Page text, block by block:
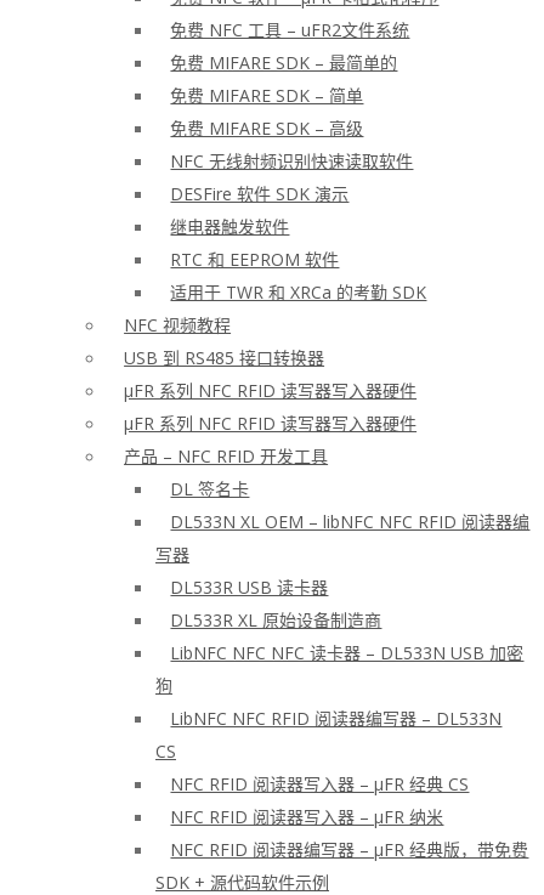
免费 NFC 工具 – uFR2文件系统
免费 MIFARE SDK – 最简单的
免费 MIFARE SDK – 简单
免费 MIFARE SDK – 高级
NFC 无线射频识别快速读取软件
DESFire 软件 SDK 演示
继电器触发软件
RTC 和 EEPROM 软件
适用于 TWR 和 XRCa 的考勤 SDK
NFC 视频教程
USB 到 RS485 接口转换器
μFR 系列 NFC RFID 读写器写入器硬件
μFR 系列 NFC RFID 读写器写入器硬件
产品 – NFC RFID 开发工具
DL 签名卡
DL533N XL OEM – libNFC NFC RFID 阅读器编
写器
DL533R USB 读卡器
DL533R XL 原始设备制造商
LibNFC NFC NFC 读卡器 – DL533N USB 加密
狗
LibNFC NFC RFID 阅读器编写器 – DL533N
CS
NFC RFID 阅读器写入器 – μFR 经典 CS
NFC RFID 阅读器写入器 – μFR 纳米
NFC RFID 阅读器编写器 – μFR 经典版，带免费
SDK + 源代码软件示例